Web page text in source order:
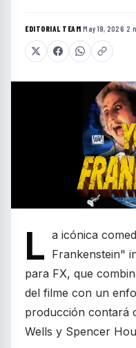
EDITORIAL TEAM·May 19, 2026·2
L a icónica
Frankenstein"
para FX, que
del filme con un
producción contará
Wells y Spencer